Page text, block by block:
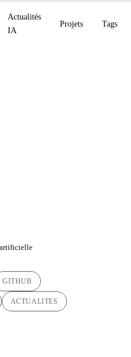
Actualités
IA
Projets Tags
GITHUB
ACTUALITES